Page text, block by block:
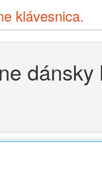
klávesnica.
dánsky